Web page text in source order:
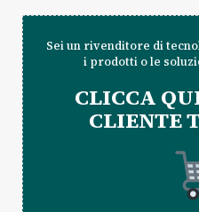
Sei un rivenditore di
i prodotti o le
CLICCA
CLIENTE